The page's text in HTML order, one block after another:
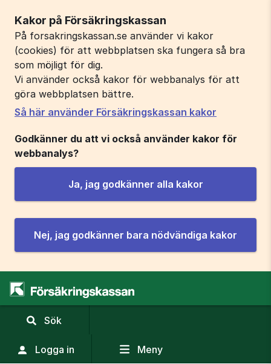
Kakor på Försäkringskassan
På forsakringskassan.se använder vi kakor
(cookies) för att webbplatsen ska fungera så bra
som möjligt för dig.
Vi använder också kakor för webbanalys för att
göra webbplatsen bättre.
Så här använder Försäkringskassan kakor
Godkänner du att vi också använder kakor för
webbanalys?
Ja, jag godkänner alla kakor
Nej, jag godkänner bara nödvändiga kakor
Sök
sökfält
Logga in Meny